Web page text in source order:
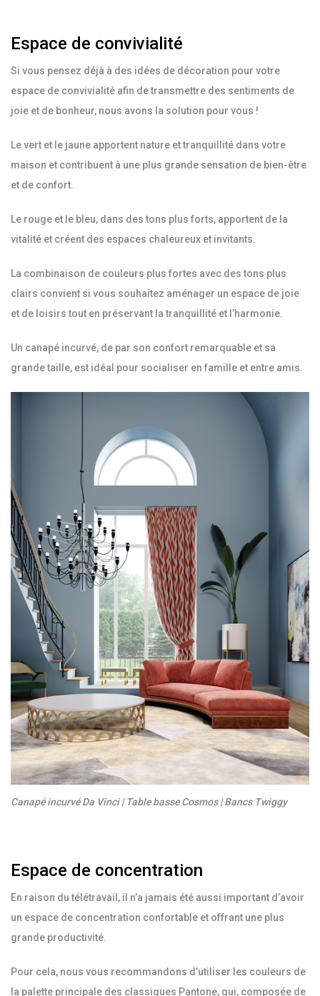
Espace de convivialité
Si vous pensez déjà à des idées de décoration pour votre
espace de convivialité afin de transmettre des sentiments de
joie et de bonheur, nous avons la solution pour vous !
Le vert et le jaune apportent nature et tranquillité dans votre
maison et contribuent à une plus grande sensation de bien-être
et de confort.
Le rouge et le bleu, dans des tons plus forts, apportent de la
vitalité et créent des espaces chaleureux et invitants.
La combinaison de couleurs plus fortes avec des tons plus
clairs convient si vous souhaitez aménager un espace de joie
et de loisirs tout en préservant la tranquillité et l’harmonie.
Un canapé incurvé, de par son confort remarquable et sa
grande taille, est idéal pour socialiser en famille et entre amis.
Canapé incurvé Da Vinci | Table basse Cosmos | Bancs Twiggy
Espace de concentration
En raison du télétravail, il n’a jamais été aussi important d’avoir
un espace de concentration confortable et offrant une plus
grande productivité.
Pour cela, nous vous recommandons d’utiliser les couleurs de
la palette principale des classiques Pantone, qui, composée de